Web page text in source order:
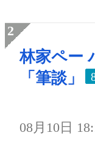
林家ペー
「筆談」
08月10日